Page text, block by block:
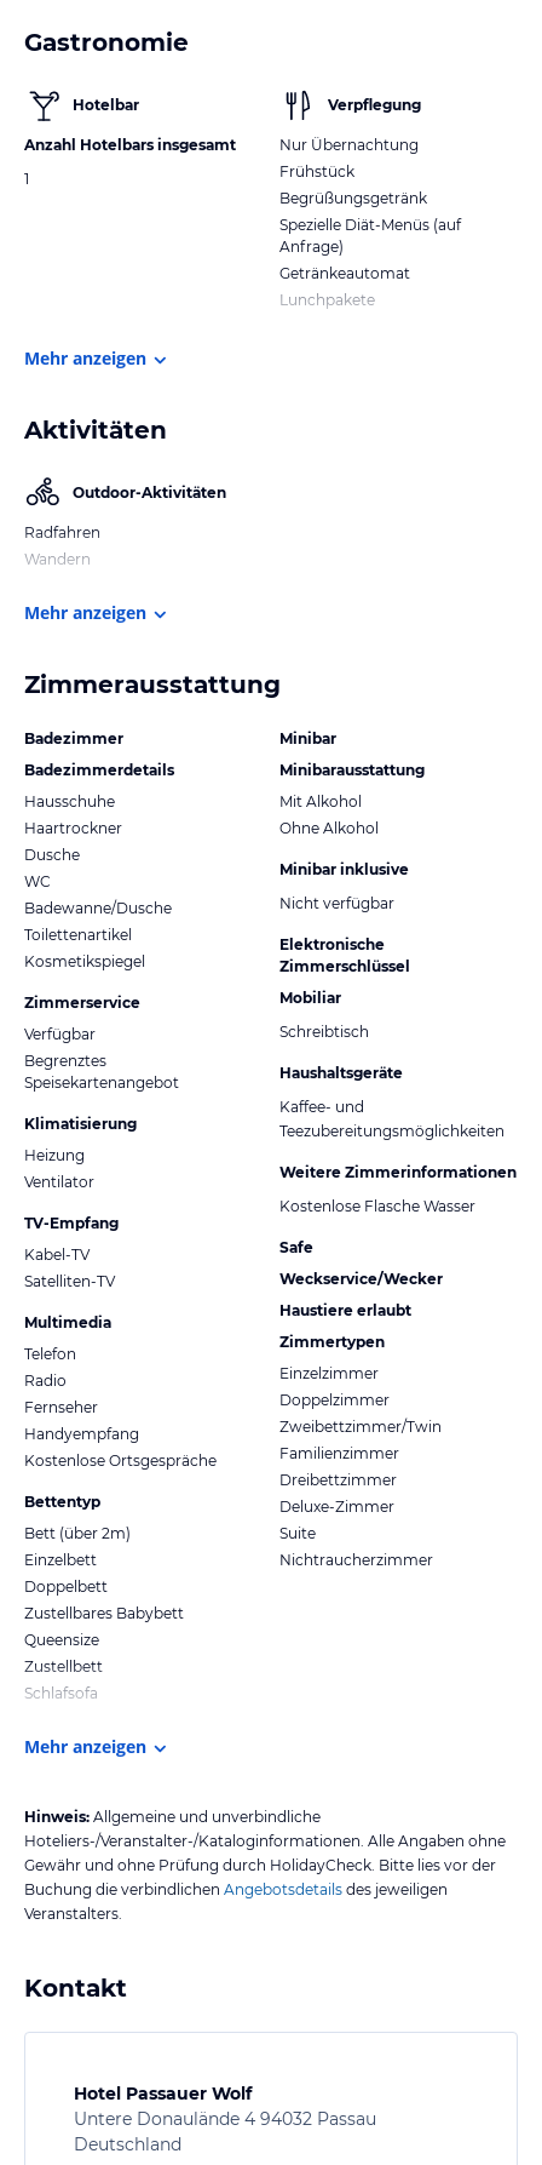
Gastronomie
Hotelbar
Anzahl Hotelbars insgesamt
1
Verpflegung
Nur Übernachtung
Frühstück
Begrüßungsgetränk
Spezielle Diät-Menüs (auf
Anfrage)
Getränkeautomat
Lunchpakete
Mehr anzeigen
Aktivitäten
Outdoor-Aktivitäten
Radfahren
Wandern
Mehr anzeigen
Zimmerausstattung
Badezimmer
Badezimmerdetails
Hausschuhe
Haartrockner
Dusche
WC
Badewanne/Dusche
Toilettenartikel
Kosmetikspiegel
Zimmerservice
Verfügbar
Begrenztes
Speisekartenangebot
Klimatisierung
Heizung
Ventilator
TV-Empfang
Kabel-TV
Satelliten-TV
Multimedia
Telefon
Radio
Fernseher
Handyempfang
Kostenlose Ortsgespräche
Bettentyp
Bett (über 2m)
Einzelbett
Doppelbett
Zustellbares Babybett
Queensize
Zustellbett
Schlafsofa
Minibar
Minibarausstattung
Mit Alkohol
Ohne Alkohol
Minibar inklusive
Nicht verfügbar
Elektronische
Zimmerschlüssel
Mobiliar
Schreibtisch
Haushaltsgeräte
Kaffee- und
Teezubereitungsmöglichkeiten
Weitere Zimmerinformationen
Kostenlose Flasche Wasser
Safe
Weckservice/Wecker
Haustiere erlaubt
Zimmertypen
Einzelzimmer
Doppelzimmer
Zweibettzimmer/Twin
Familienzimmer
Dreibettzimmer
Deluxe-Zimmer
Suite
Nichtraucherzimmer
Mehr anzeigen
Hinweis: Allgemeine und unverbindliche
Hoteliers-/Veranstalter-/Kataloginformationen. Alle Angaben ohne
Gewähr und ohne Prüfung durch HolidayCheck. Bitte lies vor der
Buchung die verbindlichen Angebotsdetails des jeweiligen
Veranstalters.
Kontakt
Hotel Passauer Wolf
Untere Donaulände 4 94032 Passau
Deutschland